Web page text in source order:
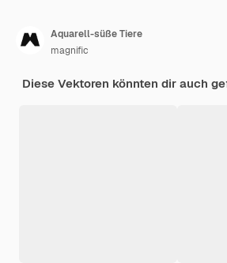
Aquarell-süße Tiere
magnific
Diese Vektoren könnten dir auch